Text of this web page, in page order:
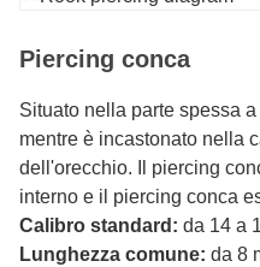
Piercing conca
Situato nella parte spessa
mentre è incastonato nella
dell'orecchio. Il piercing
interno e il piercing conca
Calibro standard: da 14 a
Lunghezza comune: da 8